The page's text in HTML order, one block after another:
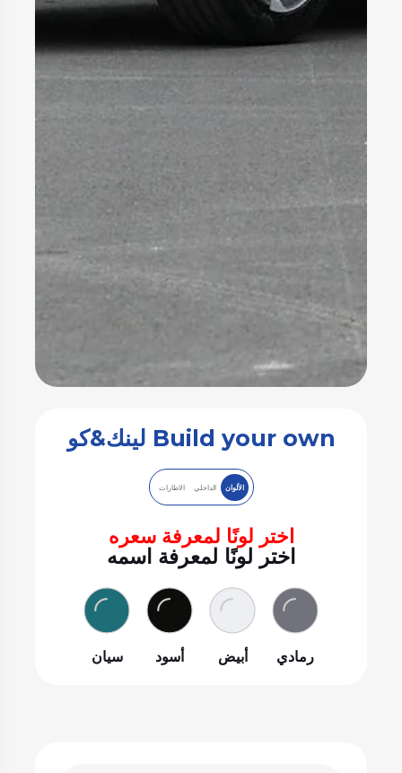
Build your own لينك&كو
الألوان الداخلي الاطارات
اختر لونًا لمعرفة سعره
اختر لونًا لمعرفة اسمه
رمادي أبيض أسود سيان